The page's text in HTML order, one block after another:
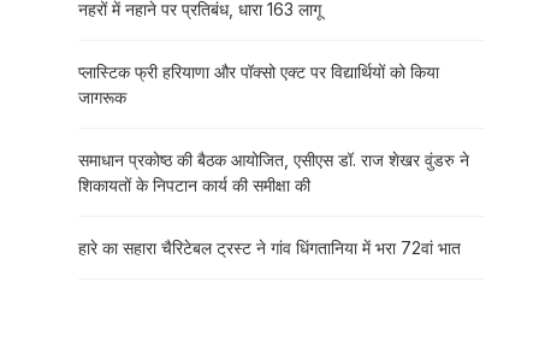
नहरों में नहाने पर प्रतिबंध, धारा 163 लागू
प्लास्टिक फ्री हरियाणा और पॉक्सो एक्ट पर विद्यार्थियों को किया
जागरूक
समाधान प्रकोष्ठ की बैठक आयोजित, एसीएस डॉ. राज शेखर वुंडरु ने
शिकायतों के निपटान कार्य की समीक्षा की
हारे का सहारा चैरिटेबल ट्रस्ट ने गांव धिंगतानिया में भरा 72वां भात